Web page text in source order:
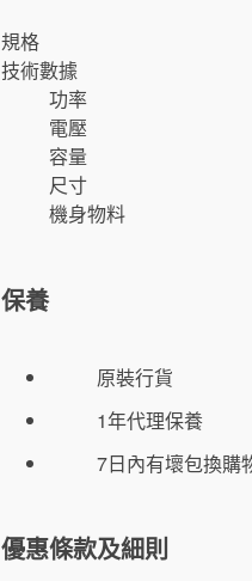
規格
技術數據
功率
電壓
容量
尺寸
機身物料
保養
原裝行貨
1年代理保養
7日內有壞包換購
優惠條款及細則